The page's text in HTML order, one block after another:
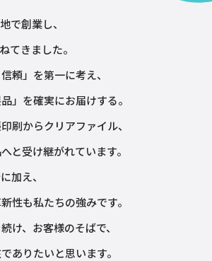
で創業し、
てきました。
頼」を第一に考え、
」を確実にお届けする。
刷からクリアファイル、
と受け継がれています。
加え、
性も私たちの強みです。
け、お客様のそばで、
ありたいと思います。